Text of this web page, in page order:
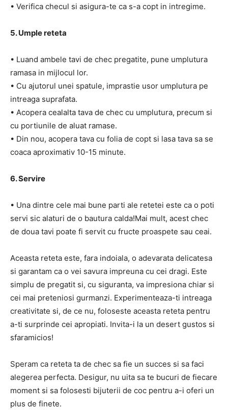
• Verifica checul si asigura-te ca s-a copt in intregime.
5. Umple reteta
• Luand ambele tavi de chec pregatite, pune umplutura
ramasa in mijlocul lor.
• Cu ajutorul unei spatule, imprastie usor umplutura pe
intreaga suprafata.
• Acopera cealalta tava de chec cu umplutura, precum si
cu portiunile de aluat ramase.
• Din nou, acopera tava cu folia de copt si lasa tava sa se
coaca aproximativ 10-15 minute.
6. Servire
• Una dintre cele mai bune parti ale retetei este ca o poti
servi sic alaturi de o bautura calda!Mai mult, acest chec
de doua tavi poate fi servit cu fructe proaspete sau ceai.
Aceasta reteta este, fara indoiala, o adevarata delicatesa
si garantam ca o vei savura impreuna cu cei dragi. Este
simplu de pregatit si, cu siguranta, va impresiona chiar si
cei mai preteniosi gurmanzi. Experimenteaza-ti intreaga
creativitate si, de ce nu, foloseste aceasta reteta pentru
a-ti surprinde cei apropiati. Invita-i la un desert gustos si
sfaramicios!
Speram ca reteta ta de chec sa fie un succes si sa faci
alegerea perfecta. Desigur, nu uita sa te bucuri de fiecare
moment si sa folosesti bijuterii de coc pentru a-i oferi un
plus de finete.